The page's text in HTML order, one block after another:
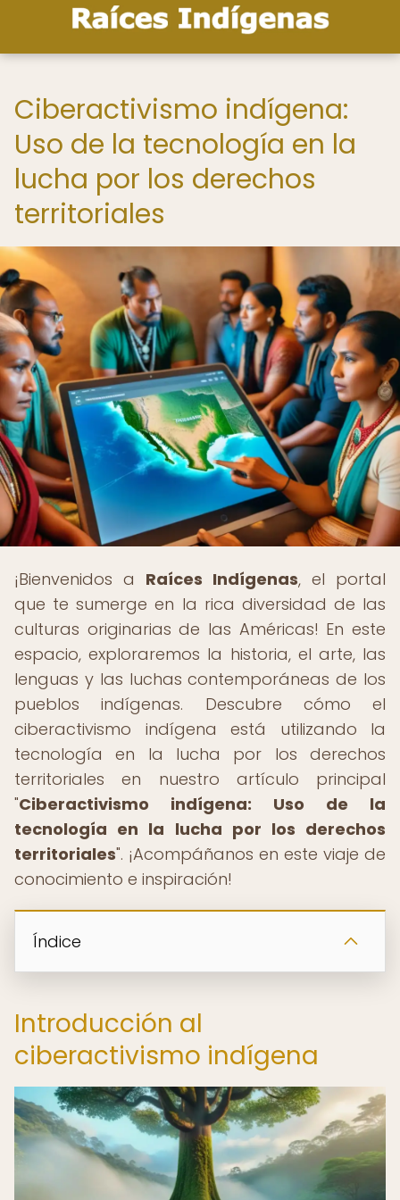
Ciberactivismo indígena:
Uso de la tecnología en la
lucha por los derechos
territoriales
¡Bienvenidos a Raíces Indígenas, el portal
que te sumerge en la rica diversidad de las
culturas originarias de las Américas! En este
espacio, exploraremos la historia, el arte, las
lenguas y las luchas contemporáneas de los
pueblos indígenas. Descubre cómo el
ciberactivismo indígena está utilizando la
tecnología en la lucha por los derechos
territoriales en nuestro artículo principal
"Ciberactivismo indígena: Uso de la
tecnología en la lucha por los derechos
territoriales". ¡Acompáñanos en este viaje de
conocimiento e inspiración!
Índice
Introducción al
ciberactivismo indígena